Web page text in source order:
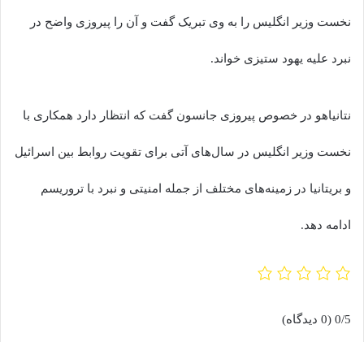
نخست وزیر انگلیس را به وی تبریک گفت و آن را پیروزی واضح در
نبرد علیه یهود ستیزی خواند.
نتانیاهو در خصوص پیروزی جانسون گفت که انتظار دارد همکاری با
نخست وزیر انگلیس در سال‌های آتی برای تقویت روابط بین اسرائیل
و بریتانیا در زمینه‌های مختلف از جمله امنیتی و نبرد با تروریسم
ادامه دهد.
0/5 (0 دیدگاه)